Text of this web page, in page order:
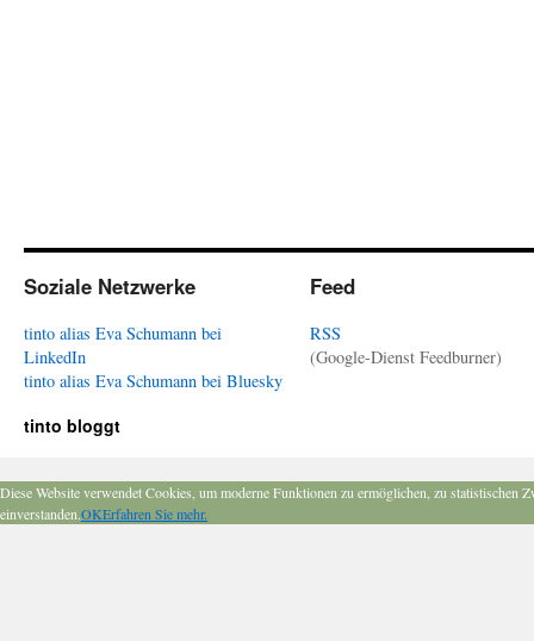
Soziale Netzwerke
tinto alias Eva Schumann bei
LinkedIn
tinto alias Eva Schumann bei Bluesky
Feed
RSS
(Google-Dienst Feedburner)
tinto bloggt
Diese Website verwendet Cookies, um moderne Funktionen zu ermöglichen, zu
einverstanden.OKErfahren Sie mehr.